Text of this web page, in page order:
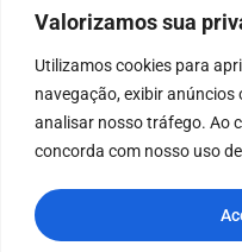
Valorizamos sua
Utilizamos cookies para
navegação, exibir
analisar nosso tráfego. Ao
concorda com nosso uso
Rua: Avenida
Bairro:
São